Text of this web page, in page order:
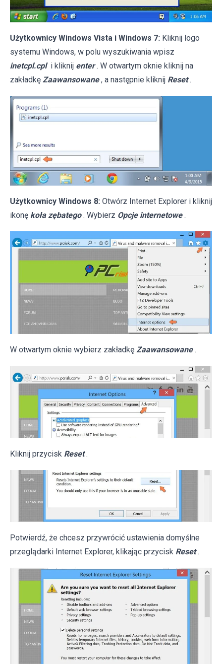
Użytkownicy Windows Vista i Windows 7: Kliknij logo
systemu Windows, w polu wyszukiwania wpisz
inetcpl.cpl i kliknij enter . W otwartym oknie kliknij na
zakładkę Zaawansowane , a następnie kliknij Reset .
Użytkownicy Windows 8: Otwórz Internet Explorer i kliknij
ikonę koła zębatego . Wybierz Opcje internetowe .
W otwartym oknie wybierz zakładkę Zaawansowane .
Kliknij przycisk Reset .
Potwierdź, że chcesz przywrócić ustawienia domyślne
przeglądarki Internet Explorer, klikając przycisk Reset .